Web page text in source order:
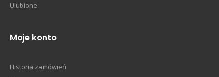
Ulubione
Moje konto
Historia zamówień